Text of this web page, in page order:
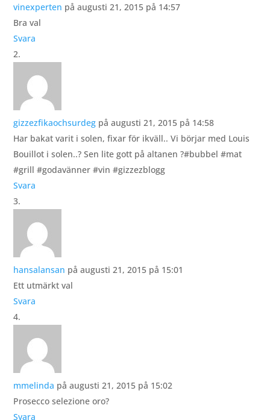
vinexperten på augusti 21, 2015 på 14:57
Bra val
Svara
gizzezfikaochsurdeg på augusti 21, 2015 på 14:58
Har bakat varit i solen, fixar för ikväll.. Vi börjar med Louis
Bouillot i solen..? Sen lite gott på altanen ?#bubbel #mat
#grill #godavänner #vin #gizzezblogg
Svara
hansalansan på augusti 21, 2015 på 15:01
Ett utmärkt val
Svara
mmelinda på augusti 21, 2015 på 15:02
Prosecco selezione oro?
Svara